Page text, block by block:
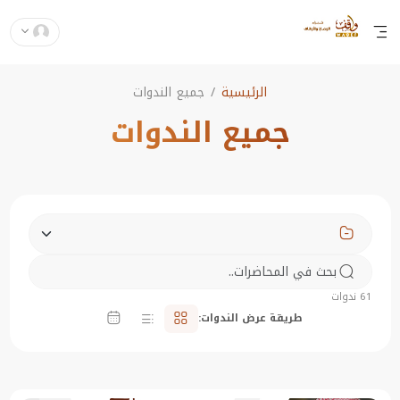
الرئيسية جميع الندوات
جميع الندوات
61 ندوات
طريقة عرض الندوات: